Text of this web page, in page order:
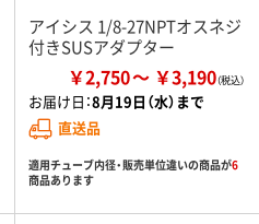
アイシス 1/8-27NPTオスネジ
付きSUSアダプター
￥2,750 ￥3,190
お届け日：8月19日（水）まで
直送品
適用チューブ内径・販売単位違いの商品が6
商品あります